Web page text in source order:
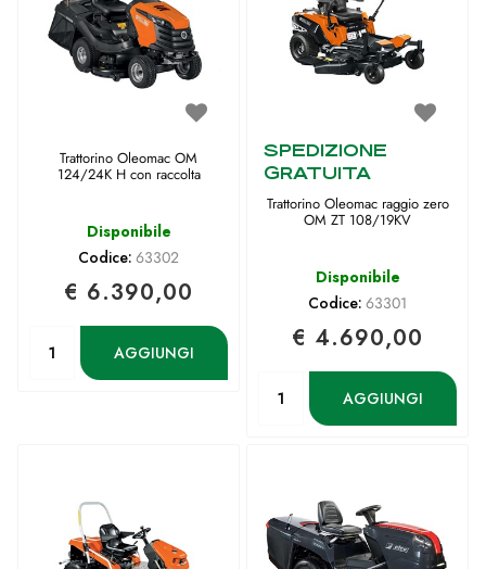
Trattorino Oleomac OM
124/24K H con raccolta
Disponibile
Codice: 63302
€ 6.390,00
AGGIUNGI
SPEDIZIONE
GRATUITA
Trattorino Oleomac raggio zero
OM ZT 108/19KV
Disponibile
Codice: 63301
€ 4.690,00
AGGIUNGI